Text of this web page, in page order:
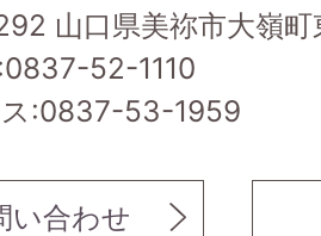
山口県美祢市大嶺
52-1110
:0837-53-1959
い合わせ